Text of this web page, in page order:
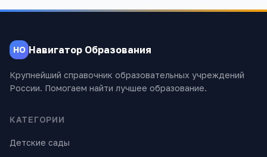
НО Навигатор Образования
Крупнейший справочник образовательных учреждений
России. Помогаем найти лучшее образование.
КАТЕГОРИИ
Детские сады